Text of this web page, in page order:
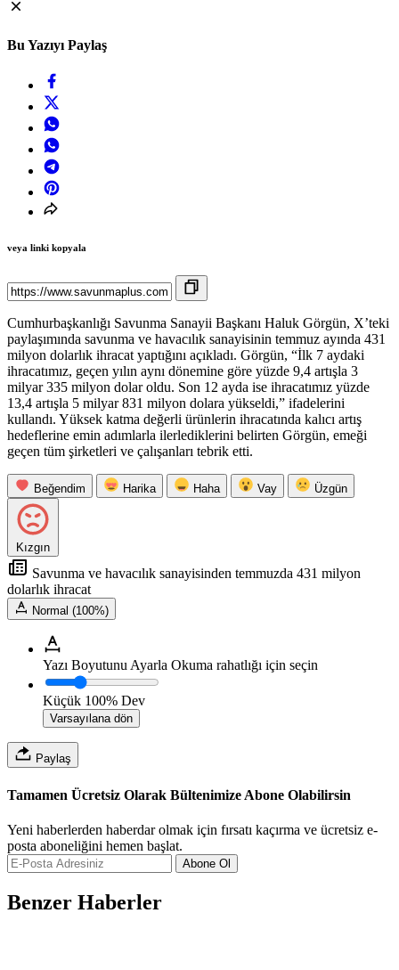
Bu Yazıyı Paylaş
veya linki kopyala
Cumhurbaşkanlığı Savunma Sanayii Başkanı Haluk Görgün, X’teki
paylaşımında savunma ve havacılık sanayisinin temmuz ayında 431
milyon dolarlık ihracat yaptığını açıkladı. Görgün, “İlk 7 aydaki
ihracatımız, geçen yılın aynı dönemine göre yüzde 9,4 artışla 3
milyar 335 milyon dolar oldu. Son 12 ayda ise ihracatımız yüzde
13,4 artışla 5 milyar 831 milyon dolara yükseldi,” ifadelerini
kullandı. Yüksek katma değerli ürünlerin ihracatında kalıcı artış
hedeflerine emin adımlarla ilerlediklerini belirten Görgün, emeği
geçen tüm şirketleri ve çalışanları tebrik etti.
Beğendim Harika Haha Vay Üzgün
Kızgın
Savunma ve havacılık sanayisinden temmuzda 431 milyon
dolarlık ihracat
Normal (100%)
Yazı Boyutunu Ayarla Okuma rahatlığı için seçin
Küçük 100% Dev
Varsayılana dön
Paylaş
Tamamen Ücretsiz Olarak Bültenimize Abone Olabilirsin
Yeni haberlerden haberdar olmak için fırsatı kaçırma ve ücretsiz e-
posta aboneliğini hemen başlat.
Abone Ol
Benzer Haberler